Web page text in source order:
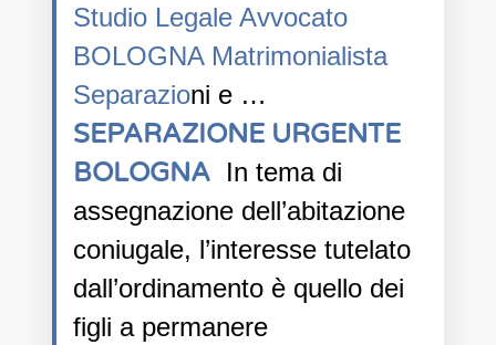
Studio Legale Avvocato
BOLOGNA Matrimonialista
Separazioni e …
SEPARAZIONE URGENTE
BOLOGNAIn tema di
assegnazione dell’abitazione
coniugale, l’interesse tutelato
dall’ordinamento è quello dei
figli a permanere